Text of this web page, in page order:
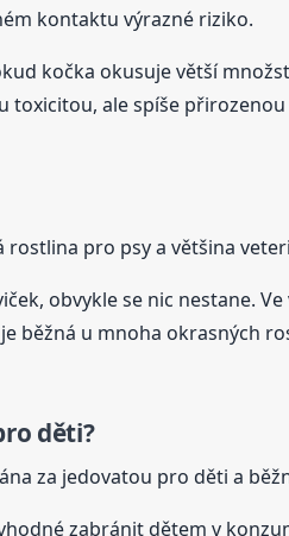
kontaktu výrazné riziko.
kočka okusuje větší
toxicitou, ale spíše
pro psy a většina
obvykle se nic nestane.
běžná u mnoha okrasných
děti?
za jedovatou pro děti a
zabránit dětem v